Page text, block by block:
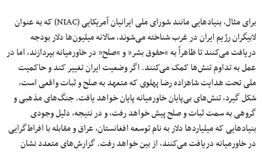
برای مثال، بنیادهایی مانند شورای ملی ایرانیان آمریکایی (NIAC) که به عنوان
لابیگران رژیم ایران در غرب شناخته می‌شوند، سالانه میلیون‌ها دلار بودجه
دریافت می‌کنند تا ظاهراً به “حقوق بشر” و “صلح” در خاورمیانه بپردازند، اما در
عمل به تداوم تنش‌ها کمک می‌کنند. اگر وضعیت ایران تغییر کند و حاکمیت
ملی تحت هدایت شاهزاده رضا پهلوی که متعهد به صلح و ثبات واقعی است،
شکل گیرد، تنش‌های بی‌پایان خاورمیانه پایان خواهد یافت. جنگ‌های مذهبی و
گروهی به سمت ثبات و صلح پیش خواهد رفت، و در نتیجه، دلیل وجودی
بنیادهایی که میلیاردها دلار به نام توسعه افغانستان، عراق و مقابله با افراط‌گرایی
در خاورمیانه دریافت می‌کنند، از بین خواهد رفت. گزارش‌های متعدد نشان